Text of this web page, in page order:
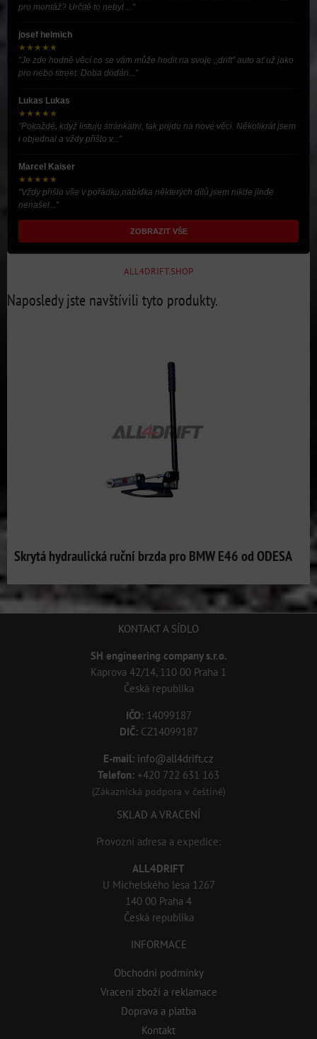
pro montáž? Určitě to nebyl ..."
josef helmich
★★★★★
"Je zde hodně věcí co se vám může hodit na svoje ,,drift” auto ať už jako
pro nebo street. Doba dodán..."
Lukas Lukas
★★★★★
"Pokaždé, když listuju stránkami, tak prijdu na nové věci. Několikrát jsem
i objednal a vždy přišlo v..."
Marcel Kaiser
★★★★★
"Vždy přišlo vše v pořádku,nabídka některých dílů,jsem nikde jinde
nenašel..."
ZOBRAZIT VŠE
ALL4DRIFT.SHOP
Naposledy jste navštívili tyto produkty.
Skrytá hydraulická ruční brzda pro BMW E46 od ODESA
KONTAKT A SÍDLO
SH engineering company s.r.o.
Kaprova 42/14, 110 00 Praha 1
Česká republika
IČO:14099187
DIČ:CZ14099187
E-mail: info@all4drift.cz
Telefon: +420 722 631 163
(Zákaznická podpora v češtině)
SKLAD A VRACENÍ
Provozní adresa a expedice:
ALL4DRIFT
U Michelského lesa 1267
140 00 Praha 4
Česká republika
INFORMACE
Obchodní podmínky
Vracení zboží a reklamace
Doprava a platba
Kontakt